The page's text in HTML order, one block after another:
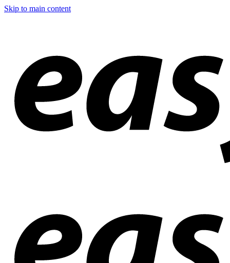
Skip to main content